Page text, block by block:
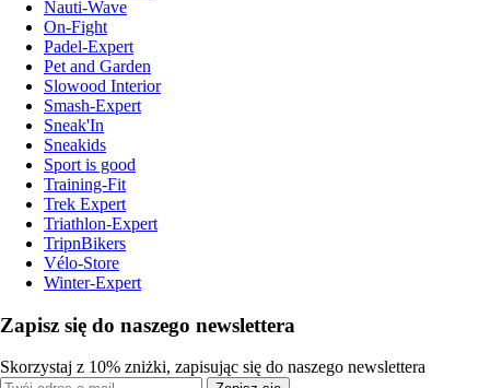
Nauti-Wave
On-Fight
Padel-Expert
Pet and Garden
Slowood Interior
Smash-Expert
Sneak'In
Sneakids
Sport is good
Training-Fit
Trek Expert
Triathlon-Expert
TripnBikers
Vélo-Store
Winter-Expert
Zapisz się do naszego newslettera
Skorzystaj z 10% zniżki, zapisując się do naszego newslettera